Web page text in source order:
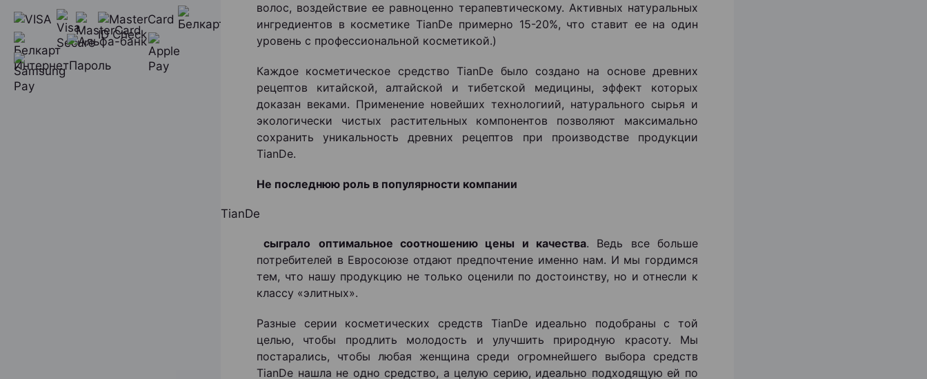
волос, воздействие ее равноценно терапевтическому. Активных натуральных
ингредиентов в косметике TianDe примерно 15-20%, что ставит ее на один
уровень с профессиональной косметикой.)
Каждое косметическое средство TianDe было создано на основе древних
рецептов китайской, алтайской и тибетской медицины, эффект которых
доказан веками. Применение новейших технологиий, натурального сырья и
экологически чистых растительных компонентов позволяют максимально
сохранить уникальность древних рецептов при производстве продукции
TianDe.
Не последнюю роль в популярности компании
TianDe
сыграло оптимальное соотношению цены и качества. Ведь все больше
потребителей в Евросоюзе отдают предпочтение именно нам. И мы гордимся
тем, что нашу продукцию не только оценили по достоинству, но и отнесли к
классу «элитных».
Разные серии косметических средств TianDe идеально подобраны с той
целью, чтобы продлить молодость и улучшить природную красоту. Мы
постарались, чтобы любая женщина среди огромнейшего выбора средств
TianDe нашла не одно средство, а целую серию, идеально подходящую ей по